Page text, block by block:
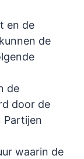
en de
de
de
door de
Partijen
waarin de